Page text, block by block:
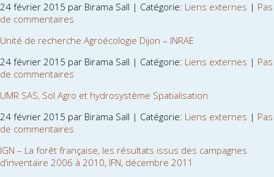
24 février 2015 par Birama Sall | Catégorie: Liens externes | Pas
de commentaires
Unité de recherche Agroécologie Dijon – INRAE
24 février 2015 par Birama Sall | Catégorie: Liens externes | Pas
de commentaires
UMR SAS, Sol Agro et hydrosystème Spatialisation
24 février 2015 par Birama Sall | Catégorie: Liens externes | Pas
de commentaires
IGN – La forêt française, les résultats issus des campagnes
d’inventaire 2006 à 2010, IFN, décembre 2011